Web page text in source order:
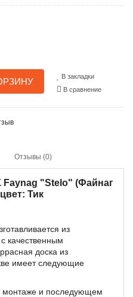
В закладки
В сравнение
Отзывы (0)
Faynag "Stelo" (Файнаг
Тик
из
качественным
доска из
имеет следующие
монтаже и последующем